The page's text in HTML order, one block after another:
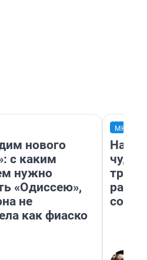
нового
с каким
нужно
«Одиссею»,
не
как фиаско